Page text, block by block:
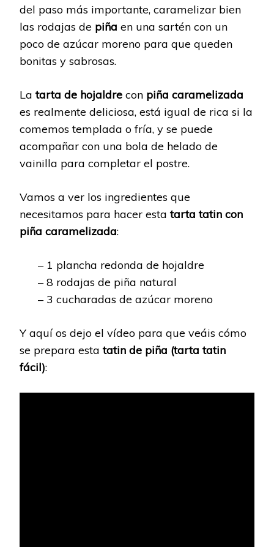
del paso más importante, caramelizar bien
las rodajas de piña en una sartén con un
poco de azúcar moreno para que queden
bonitas y sabrosas.
Latarta de hojaldre con piña caramelizada
es realmente deliciosa, está igual de rica si la
comemos templada o fría, y se puede
acompañar con una bola de helado de
vainilla para completar el postre.
Vamos a ver los ingredientes que
necesitamos para hacer estatarta tatin con
piña caramelizada:
– 1 plancha redonda de hojaldre
– 8 rodajas de piña natural
– 3 cucharadas de azúcar moreno
Y aquí os dejo el vídeo para que veáis cómo
se prepara estatatin de piña (tarta tatin
fácil):